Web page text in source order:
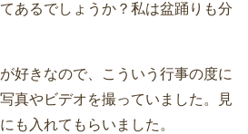
あるでしょうか？私は盆踊りも分
好きなので、こういう行事の度に
真やビデオを撮っていました。見
も入れてもらいました。